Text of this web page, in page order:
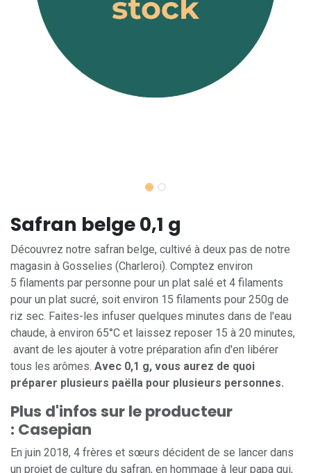
Safran belge 0,1 g
Découvrez notre safran belge, cultivé à deux pas de notre
magasin à Gosselies (Charleroi). Comptez environ
5 filaments par personne pour un plat salé et 4 filaments
pour un plat sucré, soit environ 15 filaments pour 250g de
riz sec. Faites-les infuser quelques minutes dans de l'eau
chaude, à environ 65°C et laissez reposer 15 à 20 minutes,
avant de les ajouter à votre préparation afin d'en libérer
tous les arômes. Avec 0,1 g, vous aurez de quoi
préparer plusieurs paëlla pour plusieurs personnes.
Plus d'infos sur le producteur
: Casepian
En juin 2018, 4 frères et sœurs décident de se lancer dans
un projet de culture du safran, en hommage à leur papa qui,